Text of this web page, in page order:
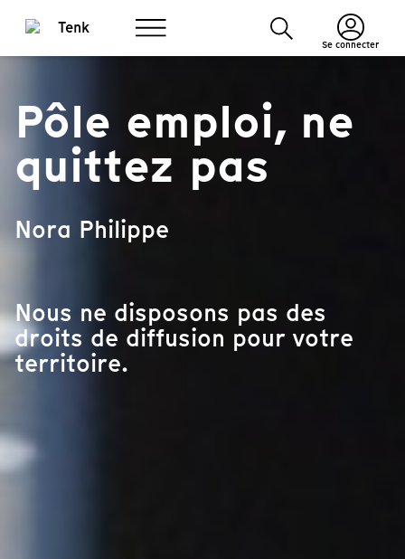
Se connecter
Pôle emploi, ne
quittez pas
Nora Philippe
Nous ne disposons pas des
droits de diffusion pour votre
territoire.